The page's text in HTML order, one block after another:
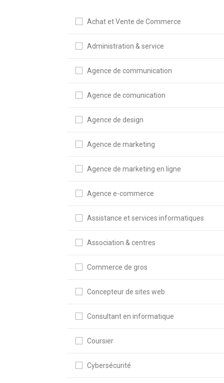
Achat et Vente de Commerce
Administration & service
Agence de communication
Agence de comunication
Agence de design
Agence de marketing
Agence de marketing en ligne
Agence e-commerce
Assistance et services informatiques
Association & centres
Commerce de gros
Concepteur de sites web
Consultant en informatique
Coursier
Cybersécurité